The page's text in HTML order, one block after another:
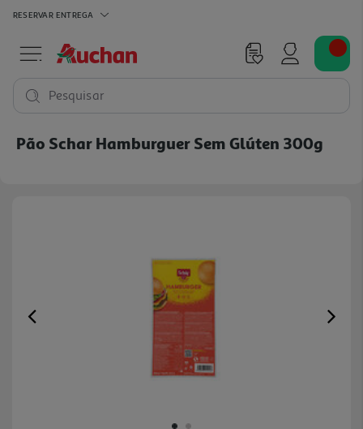
RESERVAR ENTREGA
Pesquisar
Pão Schar Hamburguer Sem Glúten 300g
Previous